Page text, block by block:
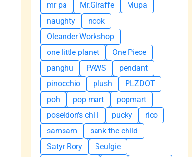
mr pa
Mr.Giraffe
Mupa
naughty
nook
Oleander Workshop
one little planet
One Piece
panghu
PAWS
pendant
pinocchio
plush
PLZDOT
poh
pop mart
popmart
poseidon's chill
pucky
rico
samsam
sank the child
Satyr Rory
Seulgie